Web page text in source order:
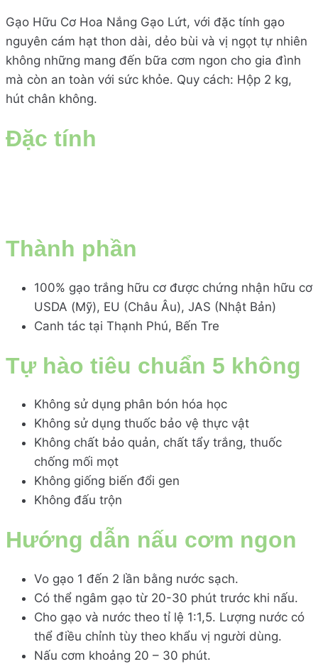
Gạo Hữu Cơ Hoa Nắng Gạo Lứt, với đặc tính gạo
nguyên cám hạt thon dài, dẻo bùi và vị ngọt tự nhiên
không những mang đến bữa cơm ngon cho gia đình
mà còn an toàn với sức khỏe. Quy cách: Hộp 2 kg,
hút chân không.
Đặc tính
Thành phần
100% gạo trắng hữu cơ được chứng nhận hữu cơ
USDA (Mỹ), EU (Châu Âu), JAS (Nhật Bản)
Canh tác tại Thạnh Phú, Bến Tre
Tự hào tiêu chuẩn 5 không
Không sử dụng phân bón hóa học
Không sử dụng thuốc bảo vệ thực vật
Không chất bảo quản, chất tẩy trắng, thuốc
chống mối mọt
Không giống biến đổi gen
Không đấu trộn
Hướng dẫn nấu cơm ngon
Vo gạo 1 đến 2 lần bằng nước sạch.
Có thể ngâm gạo từ 20-30 phút trước khi nấu.
Cho gạo và nước theo tỉ lệ 1:1,5. Lượng nước có
thể điều chỉnh tùy theo khẩu vị người dùng.
Nấu cơm khoảng 20 – 30 phút.